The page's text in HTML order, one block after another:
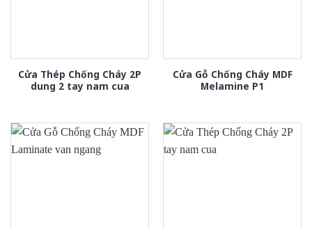
Cửa Thép Chống Cháy 2P
dung 2 tay nam cua
Cửa Gỗ Chống Cháy MDF
Melamine P1